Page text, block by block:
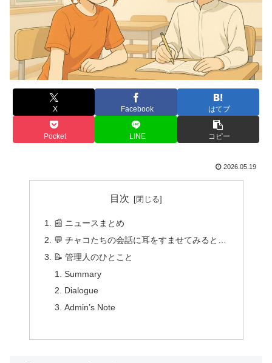
X Facebook はてブ
Pocket LINE コピー
2026.05.19
目次
📰 ニュースまとめ
💬 チャコたちの会話に耳をすませてみると…
📝 管理人のひとこと
Summary
Dialogue
Admin’s Note